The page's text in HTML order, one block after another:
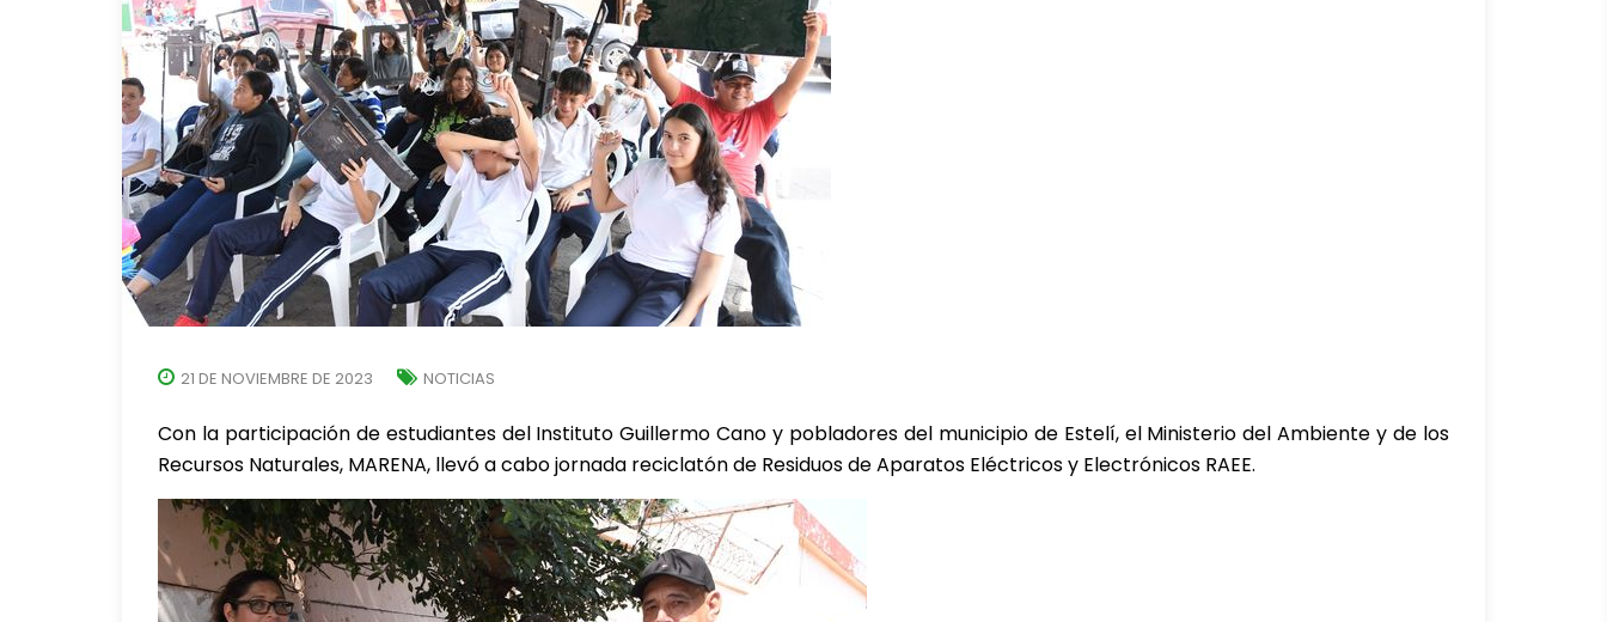
21 DE NOVIEMBRE DE 2023 NOTICIAS
Con la participación de estudiantes del Instituto Guillermo Cano y pobladores del municipio de Estelí, el Ministerio del Ambiente y de los
Recursos Naturales, MARENA, llevó a cabo jornada reciclatón de Residuos de Aparatos Eléctricos y Electrónicos RAEE.